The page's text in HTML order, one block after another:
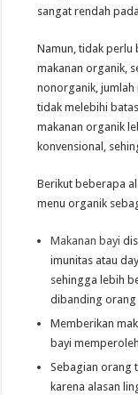
sangat rendah
Namun, tidak perlu
makanan organik,
nonorganik,
tidak melebihi
makanan organik
konvensional,
Berikut beberapa
menu organik
Makanan bayi
imunitas atau
sehingga lebih
dibanding orang
Memberikan
bayi
Sebagian orang
karena alasan